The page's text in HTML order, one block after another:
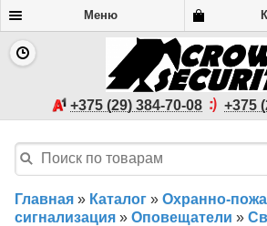
Меню
+375 (29) 384-70-08 +375
Главная » Каталог » Охранно-
сигнализация » Оповещатели »